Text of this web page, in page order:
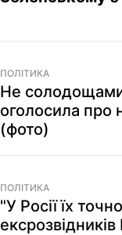
ПОЛІТИКА
Не
оголосила про
(фото)
ПОЛІТИКА
"У Росії їх